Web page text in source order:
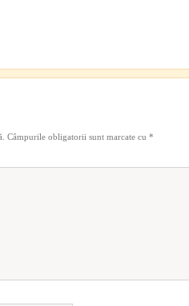
Câmpurile obligatorii sunt marcate cu *